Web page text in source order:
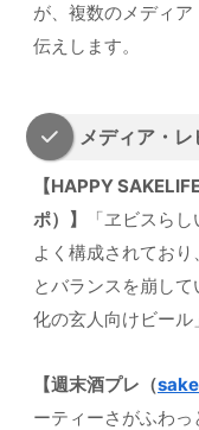
が、複数のメディ
伝えします。
メディア・
【HAPPY
ポ）】
「ヱビスら
よく構成されてお
とバランスを崩し
化の玄人向けビール
【週末酒プレ（
ーティーさがふわ